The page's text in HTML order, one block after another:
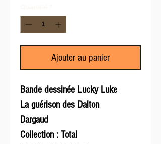
Ajouter au panier
Bande dessinée Lucky Luke
La guérison des Dalton
Dargaud
Collection : Total